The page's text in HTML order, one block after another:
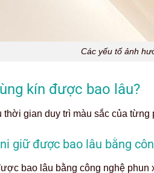
Các yếu tố ảnh
kín được bao lâu?
thời gian duy trì màu sắc của
giữ được bao lâu bằng
bao lâu bằng công nghệ